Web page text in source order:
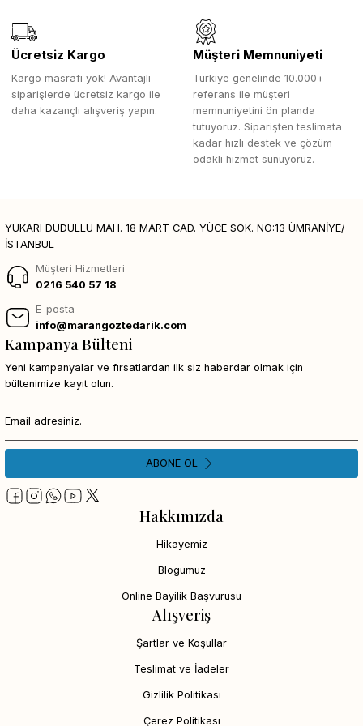
Ücretsiz Kargo
Kargo masrafı yok! Avantajlı
siparişlerde ücretsiz kargo ile
daha kazançlı alışveriş yapın.
Müşteri Memnuniyeti
Türkiye genelinde 10.000+
referans ile müşteri
memnuniyetini ön planda
tutuyoruz. Siparişten teslimata
kadar hızlı destek ve çözüm
odaklı hizmet sunuyoruz.
YUKARI DUDULLU MAH. 18 MART CAD. YÜCE SOK. NO:13 ÜMRANİYE/
İSTANBUL
Müşteri Hizmetleri
0216 540 57 18
E-posta
info@marangoztedarik.com
Hakkımızda
Hikayemiz
Blogumuz
Online Bayilik Başvurusu
Alışveriş
Şartlar ve Koşullar
Teslimat ve İadeler
Gizlilik Politikası
Çerez Politikası
Kampanya Bülteni
Yeni kampanyalar ve fırsatlardan ilk siz haberdar olmak için
bültenimize kayıt olun.
ABONE OL